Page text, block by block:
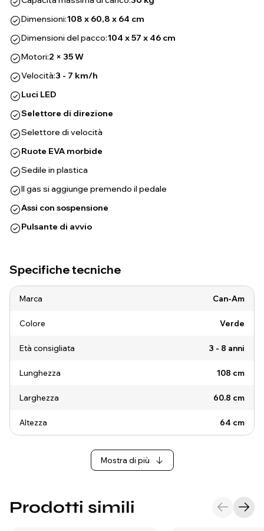
Dimensioni:108 x 60,8 x 64 cm
Dimensioni del pacco:104 x 57 x 46 cm
Motori:2 × 35 W
Velocità:3 - 7 km/h
Luci LED
Selettore di direzione
Selettore di velocità
Ruote EVA morbide
Sedile in plastica
Il gas si aggiunge premendo il pedale
Assi con sospensione
Pulsante di avvio
Specifiche tecniche
Marca Can-Am
Colore Verde
Età consigliata 3 - 8 anni
Lunghezza 108 cm
Larghezza 60.8 cm
Altezza 64 cm
Mostra di più
Prodotti simili